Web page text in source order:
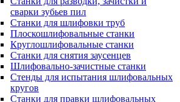
сварки зубьев пил
Станки для шлифовки труб
Плоскошлифовальные станки
Круглошлифовальные станки
Станки для снятия заусенцев
Шлифовально-зачистные станки
Стенды для испытания шлифовальных
кругов
Станки для правки шлифовальных